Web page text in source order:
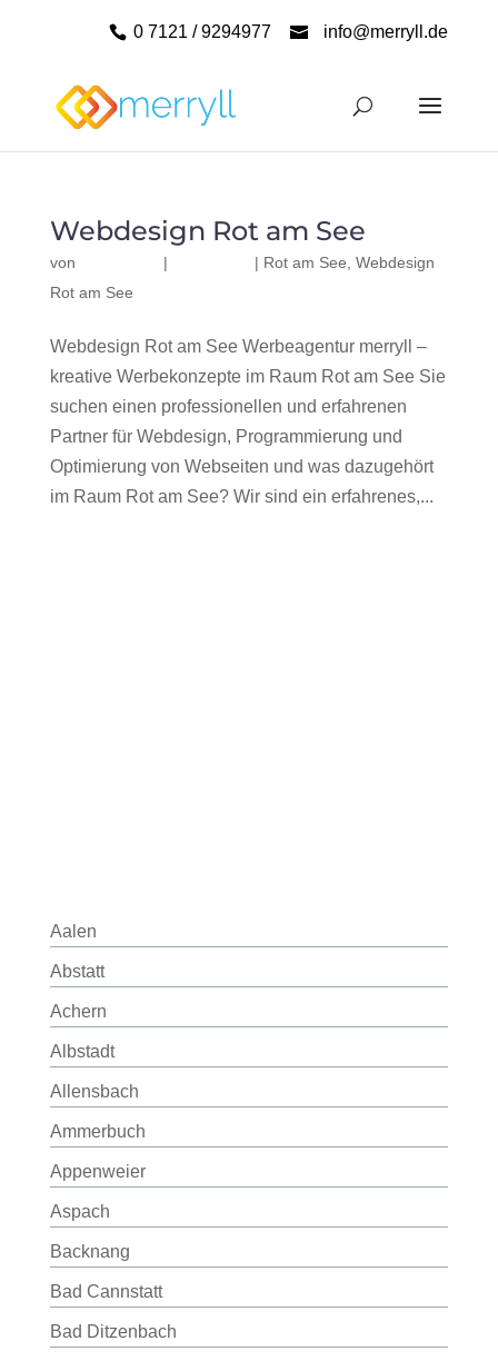
0 7121 / 9294977 info@merryll.de
Webdesign Rot am See
von | | Rot am See Webdesign
Rot am See
Webdesign Rot am See Werbeagentur merryll –
kreative Werbekonzepte im Raum Rot am See Sie
suchen einen professionellen und erfahrenen
Partner für Webdesign, Programmierung und
Optimierung von Webseiten und was dazugehört
im Raum Rot am See? Wir sind ein erfahrenes,...
Aalen
Abstatt
Achern
Albstadt
Allensbach
Ammerbuch
Appenweier
Aspach
Backnang
Bad Cannstatt
Bad Ditzenbach